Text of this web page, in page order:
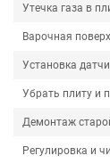
Утечка газа в
Варочная
Установка
Убрать плиту и
Демонтаж
Регулировка и